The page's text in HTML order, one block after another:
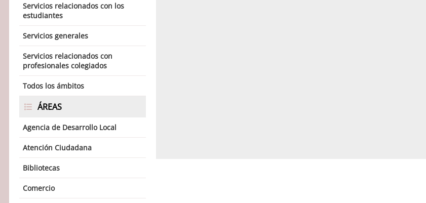
Servicios relacionados con los
estudiantes
Servicios generales
Servicios relacionados con
profesionales colegiados
Todos los ámbitos
ÁREAS
Agencia de Desarrollo Local
Atención Ciudadana
Bibliotecas
Comercio